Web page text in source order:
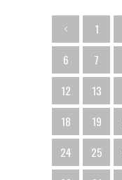
1
6
7
12
13
18
19
24
25